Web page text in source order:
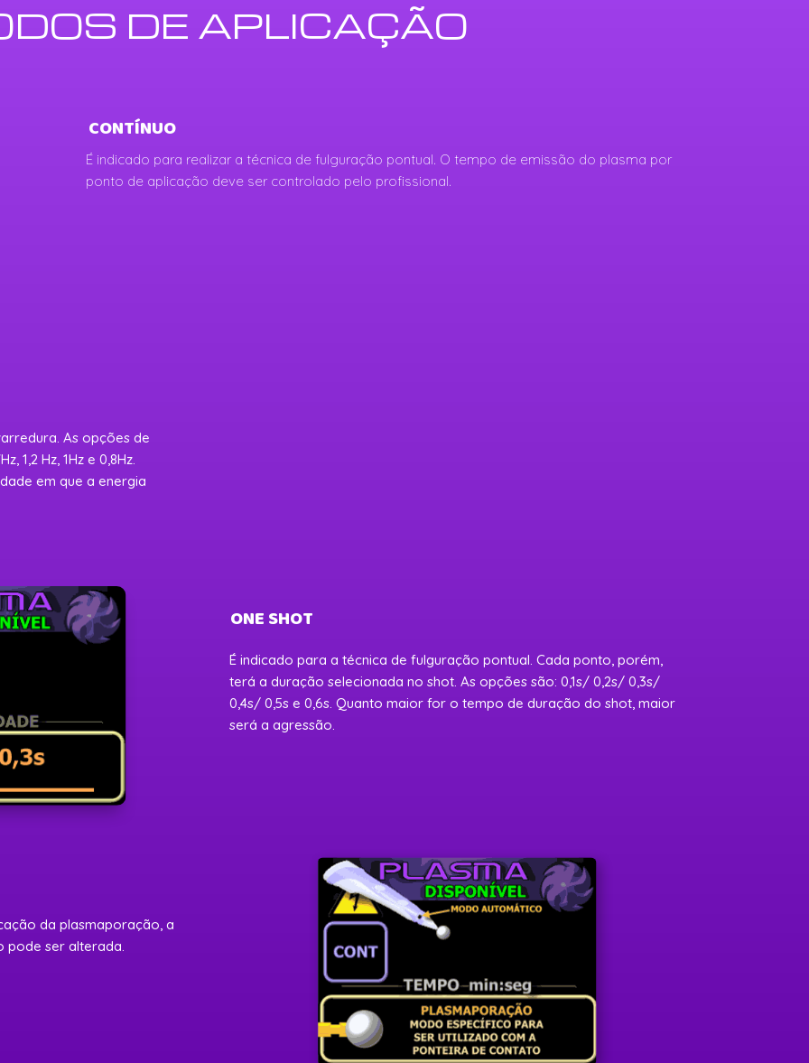
DE APLICAÇÃO
CONTÍNUO
É indicado para realizar a técnica de fulguração pontual. O tempo de emissão do plasma por
ponto de aplicação deve ser controlado pelo profissional.
As opções de
1,2 Hz, 1Hz e 0,8Hz.
em que a energia
ONE SHOT
É indicado para a técnica de fulguração pontual. Cada ponto, porém,
terá a duração selecionada no shot. As opções são: 0,1s/ 0,2s/ 0,3s/
0,4s/ 0,5s e 0,6s. Quanto maior for o tempo de duração do shot, maior
será a agressão.
da plasmaporação, a
pode ser alterada.